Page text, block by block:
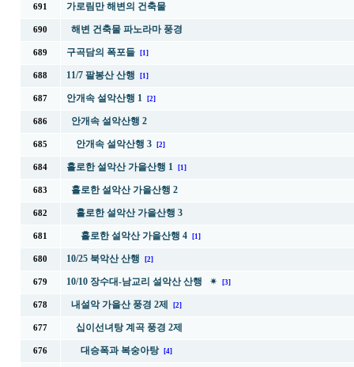
691 가로림만 해변의 건축물
690 해변 건축물 파노라마 풍경
689 구곡담의 폭포들 [1]
688 11/7 팔봉산 산행 [1]
687 안개속 설악산행 1 [2]
686 안개속 설악산행 2
685 안개속 설악산행 3 [2]
684 홀로한 설악산 가을산행 1 [1]
683 홀로한 설악산 가을산행 2
682 홀로한 설악산 가을산행 3
681 홀로한 설악산 가을산행 4 [1]
680 10/25 북악산 산행 [2]
679 10/10 장수대-남교리 설악산 산행 ✴ [3]
678 내설악 가을산 풍경 2제 [2]
677 십이선녀탕 계곡 풍경 2제
676 대승폭과 복숭아탕 [4]